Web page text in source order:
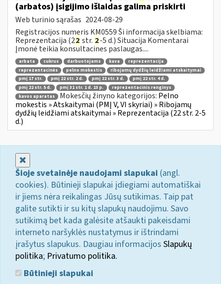
(arbatos) įsigijimo išlaidas galima priskirti
Web turinio sąrašas 2024-08-29
Registracijos numeris KM0559 Ši informacija skelbiama:
Reprezentacija (22 str. 2-5 d.) Situacija Komentarai
Įmonė teikia konsultacines paslaugas....
arbata cukrus darbuotojams kava
reprezentacija
reprezentacinės
pelno mokestis
ribojamų dydžių leidžiami atskaitymai
pmį 17 str.
pmį 22 str. 2 d. pmį 22 str. 3 d.
pmį 22 str. 4 d.
pmį 22 str. 5 d.
pmį 31 str. 1 d. 13 p.
reprezentacinis renginys
kavos aparatas
Mokesčių žinyno kategorijos: Pelno
mokestis » Atskaitymai (PMĮ V, VI skyriai) » Ribojamų
dydžių leidžiami atskaitymai » Reprezentacija (22 str. 2-5
d.)
Šioje svetainėje naudojami slapukai (angl.
cookies). Būtinieji slapukai įdiegiami automatiškai
ir jiems nėra reikalingas Jūsų sutikimas. Taip pat
galite sutikti ir su kitų slapukų naudojimu. Savo
sutikimą bet kada galėsite atšaukti pakeisdami
interneto naršyklės nustatymus ir ištrindami
įrašytus slapukus. Daugiau informacijos Slapukų
politika; Privatumo politika.
Būtinieji slapukai